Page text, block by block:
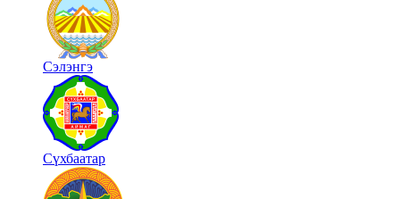
Сэлэнгэ
Сүхбаатар